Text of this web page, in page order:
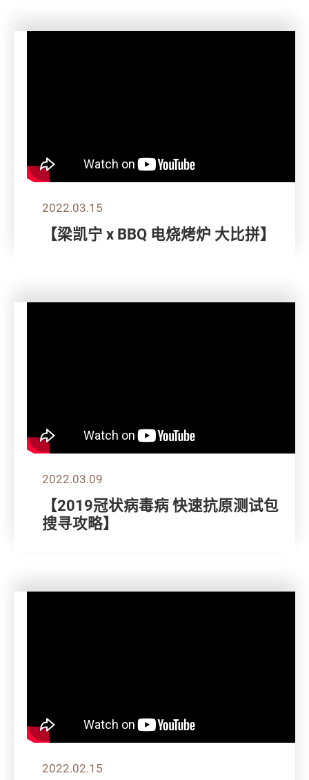
2022.03.15
【梁凯宁 x BBQ 电烧烤炉 大比拼】
2022.03.09
【2019冠状病毒病 快速抗原测试包
搜寻攻略】
2022.02.15